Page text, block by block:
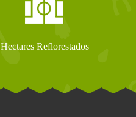
Hectares Reflorestados